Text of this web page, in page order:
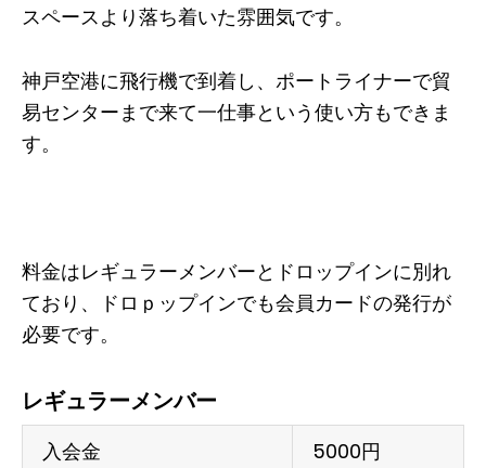
スペースより落ち着いた雰囲気です。
神戸空港に飛行機で到着し、ポートライナーで貿
易センターまで来て一仕事という使い方もできま
す。
料金はレギュラーメンバーとドロップインに別れ
ており、ドロｐップインでも会員カードの発行が
必要です。
レギュラーメンバー
入会金
5000円